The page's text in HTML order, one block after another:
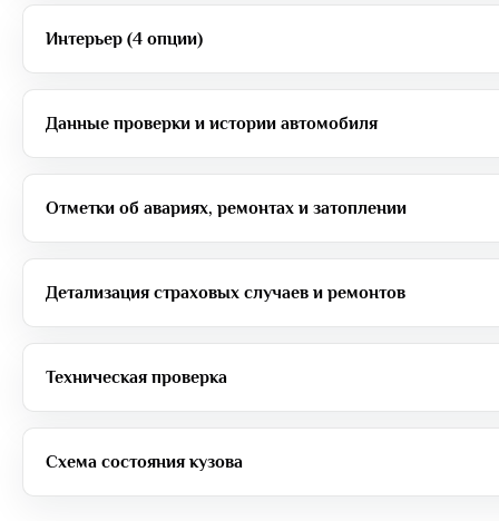
Интерьер (4 опции)
Данные проверки и истории автомобиля
Отметки об авариях, ремонтах и затоплении
Детализация страховых случаев и ремонтов
Техническая проверка
Схема состояния кузова